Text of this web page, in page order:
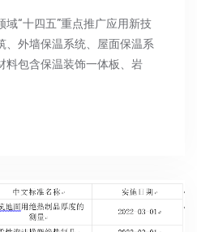
“十四五”重点推广应用新技
、外墙保温系统、屋面保温系
料包含保温装饰一体板、岩